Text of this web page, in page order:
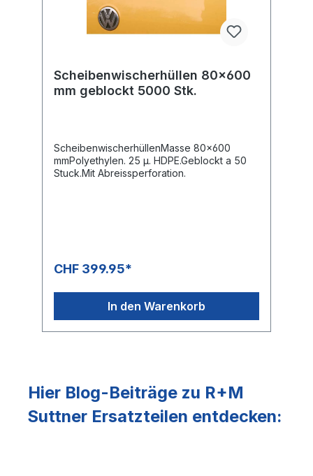
Scheibenwischerhüllen 80x600
mm geblockt 5000 Stk.
ScheibenwischerhüllenMasse 80x600
mmPolyethylen. 25 µ. HDPE.Geblockt a 50
Stuck.Mit Abreissperforation.
CHF 399.95*
In den Warenkorb
Hier Blog-Beiträge zu R+M
Suttner Ersatzteilen entdecken: